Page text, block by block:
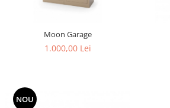
Moon Garage
1.000,00 Lei
NOU